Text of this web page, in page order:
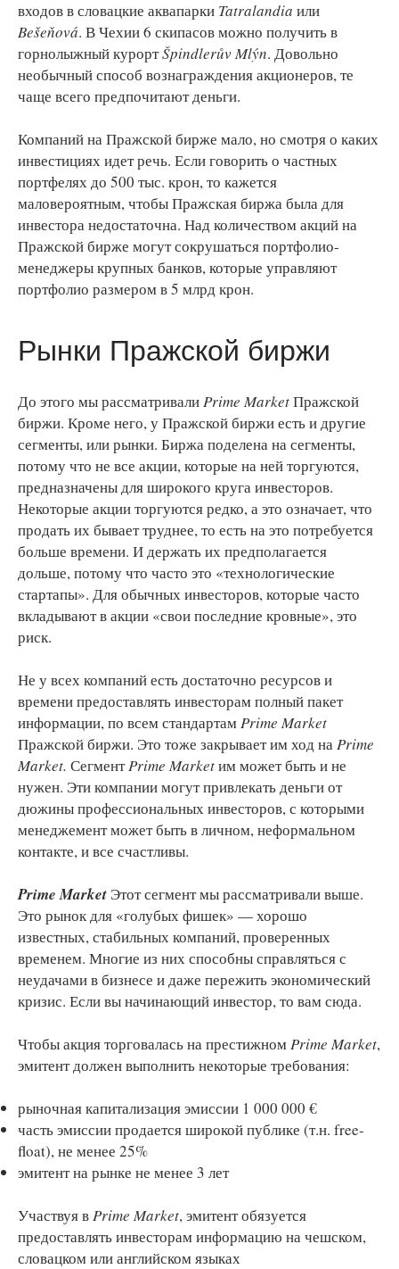
входов в словацкие аквапарки Tatralandia или
Bešeňová. В Чехии 6 скипасов можно получить в
горнолыжный курортŠpindlerův Mlýn. Довольно
необычный способ вознаграждения акционеров, те
чаще всего предпочитают деньги.
Компаний на Пражской бирже мало, но смотря о каких
инвестициях идет речь. Если говорить о частных
портфелях до 500 тыс. крон, то кажется
маловероятным, чтобы Пражская биржа была для
инвестора недостаточна. Над количеством акций на
Пражской бирже могут сокрушаться портфолио-
менеджеры крупных банков, которые управляют
портфолио размером в 5 млрд крон.
Рынки Пражской биржи
До этого мы рассматривалиPrime MarketПражской
биржи. Кроме него, у Пражской биржи есть и другие
сегменты, или рынки. Биржа поделена на сегменты,
потому что не все акции, которые на ней торгуются,
предназначены для широкого круга инвесторов.
Некоторые акции торгуются редко, а это означает, что
продать их бывает труднее, то есть на это потребуется
больше времени. И держать их предполагается
дольше, потому что часто это «технологические
стартапы». Для обычных инвесторов, которые часто
вкладывают в акции «свои последние кровные», это
риск.
Не у всех компаний есть достаточно ресурсов и
времени предоставлять инвесторам полный пакет
информации, по всем стандартамPrime Market
Пражской биржи. Это тоже закрывает им ход наPrime
Market. СегментPrime Marketим может быть и не
нужен. Эти компании могут привлекать деньги от
дюжины профессиональных инвесторов, с которыми
менеджемент может быть в личном, неформальном
контакте, и все счастливы.
Prime Market Этот сегмент мы рассматривали выше.
Это рынок для «голубых фишек» — хорошо
известных, стабильных компаний, проверенных
временем. Многие из них способны справляться с
неудачами в бизнесе и даже пережить экономический
кризис. Если вы начинающий инвестор, то вам сюда.
Чтобы акция торговалась на престижномPrime Market,
эмитент должен выполнить некоторые требования:
рыночная капитализация эмиссии 1 000 000 €
часть эмиссии продается широкой публике (т.н. free-
float), не менее 25%
эмитент на рынке не менее 3 лет
Участвуя вPrime Market, эмитент обязуется
предоставлять инвесторам информацию на чешском,
словацком или английском языках